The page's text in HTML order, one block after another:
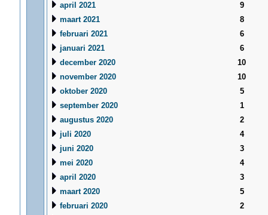
april 2021
9
maart 2021
8
februari 2021
6
januari 2021
6
december 2020
10
november 2020
10
oktober 2020
5
september 2020
1
augustus 2020
2
juli 2020
4
juni 2020
3
mei 2020
4
april 2020
3
maart 2020
5
februari 2020
2